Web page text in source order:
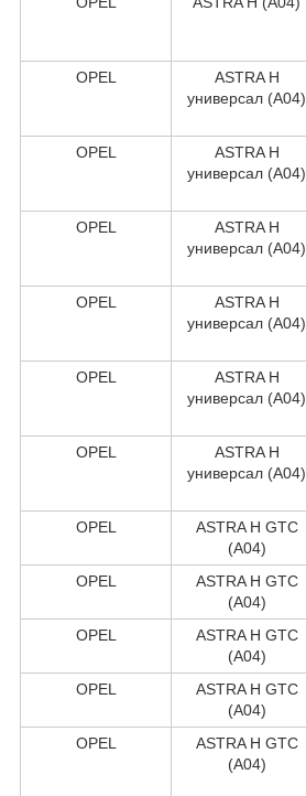
OPEL
ASTRA H
универсал (A04)
OPEL
ASTRA H
универсал (A04)
OPEL
ASTRA H
универсал (A04)
OPEL
ASTRA H
универсал (A04)
OPEL
ASTRA H
универсал (A04)
OPEL
ASTRA H
универсал (A04)
OPEL
ASTRA H GTC
(A04)
OPEL
ASTRA H GTC
(A04)
OPEL
ASTRA H GTC
(A04)
OPEL
ASTRA H GTC
(A04)
OPEL
ASTRA H GTC
(A04)